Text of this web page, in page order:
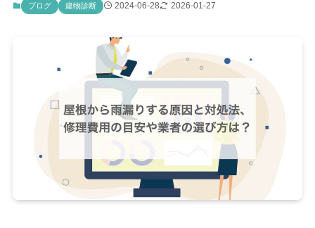
ブログ 建物診断 2024-06-28 2026-01-27